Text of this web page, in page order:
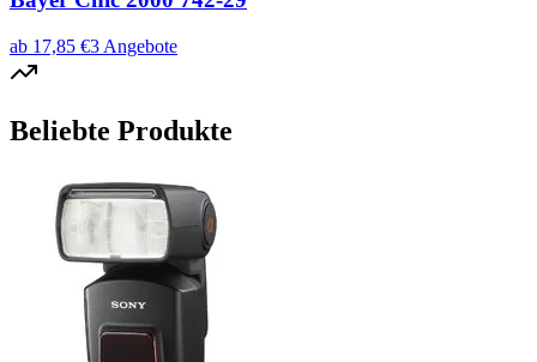
ab 17,85 €3 Angebote
Beliebte Produkte